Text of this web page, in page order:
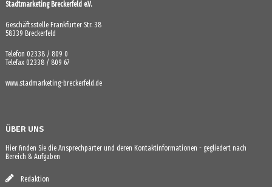
Stadtmarketing Breckerfeld e.V.
Geschäftsstelle Frankfurter Str. 38
58339 Breckerfeld
Telefon 02338 / 809 0
Telefax 02338 / 809 67
www.stadmarketing-breckerfeld.de
ÜBER UNS
Hier finden Sie die Ansprechparter und deren Kontaktinformationen - gegliedert nach
Bereich & Aufgaben
Redaktion